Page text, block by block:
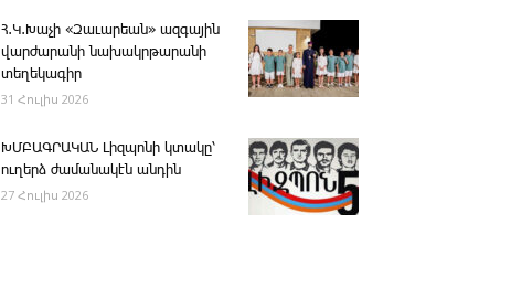
Հ․Կ․Խաչի «Զաւարեան» ազգային
վարժարանի նախակրթարանի
տեղեկագիր
31 Հուլիս 2026
ԽՄԲԱԳՐԱԿԱՆ ­Լիզպոնի կտակը՝
ուղերձ ժամանակէն անդին
27 Հուլիս 2026